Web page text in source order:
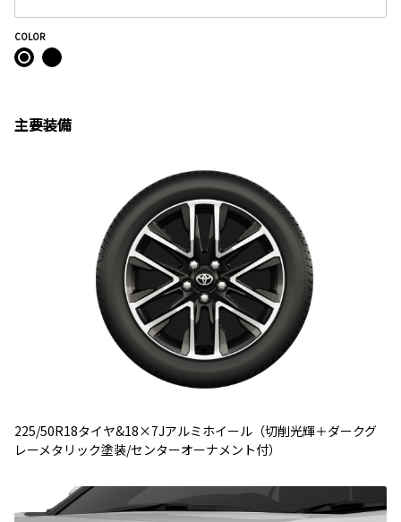
COLOR
主要装備
225/50R18タイヤ&18×7Jアルミホイール（切削光輝＋ダークグ
レーメタリック塗装/センターオーナメント付）